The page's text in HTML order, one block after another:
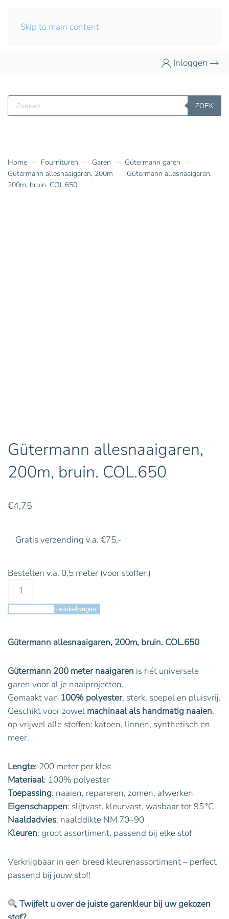
Skip to main content
Inloggen
Producten
zoeken
ZOEK
Home Fournituren Garen
Gütermann garen
Gütermann allesnaaigaren, 200m
Gütermann allesnaaigaren,
200m, bruin. COL.650
Gütermann allesnaaigaren,
200m, bruin. COL.650
€4,75
Gratis verzending v.a. €75,-
Bestellen v.a. 0,5 meter (voor stoffen)
Toevoegen aan winkelwagen
Gütermann allesnaaigaren, 200m, bruin. COL.650
Gütermann 200 meter naaigaren is hét universele
garen voor al je naaiprojecten.
Gemaakt van 100% polyester, sterk, soepel en pluisvrij.
Geschikt voor zowel machinaal als handmatig naaien,
op vrijwel alle stoffen: katoen, linnen, synthetisch en
meer.
Lengte: 200 meter per klos
Materiaal: 100% polyester
Toepassing: naaien, repareren, zomen, afwerken
Eigenschappen: slijtvast, kleurvast, wasbaar tot 95 °C
Naaldadvies: naalddikte NM 70–90
Kleuren: groot assortiment, passend bij elke stof
Verkrijgbaar in een breed kleurenassortiment – perfect
passend bij jouw stof!
Twijfelt u over de juiste garenkleur bij uw gekozen